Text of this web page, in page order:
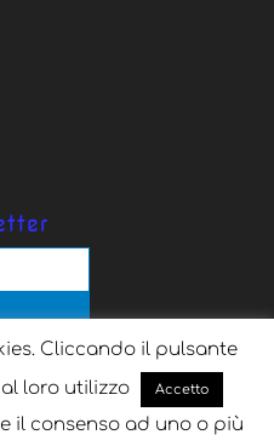
dei dati personali
per il solo scopo
Cliccando il pulsante
loro utilizzo
Accetto
il consenso ad uno o più